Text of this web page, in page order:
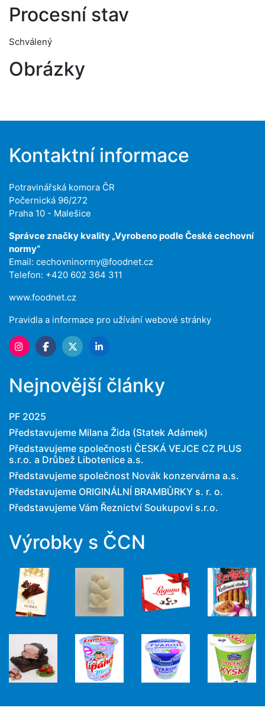
Procesní stav
Schválený
Obrázky
Kontaktní informace
Potravinářská komora ČR
Počernická 96/272
Praha 10 - Malešice
Správce značky kvality „Vyrobeno podle České cechovní
normy“
Email: cechovninormy@foodnet.cz
Telefon: +420 602 364 311
www.foodnet.cz
Pravidla a informace pro užívání webové stránky
Nejnovější články
PF 2025
Představujeme Milana Žida (Statek Adámek)
Představujeme společnosti ČESKÁ VEJCE CZ PLUS
s.r.o. a Drůbež Libotenice a.s.
Představujeme společnost Novák konzervárna a.s.
Představujeme ORIGINÁLNÍ BRAMBŮRKY s. r. o.
Představujeme Vám Řeznictví Soukupovi s.r.o.
Výrobky s ČCN